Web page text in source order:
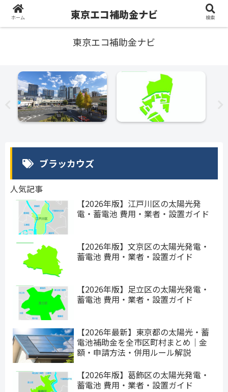
東京エコ補助金ナビ
ブラッカウズ
人気記事
【2026年版】江戸川区の太陽光発
電・蓄電池 費用・業者・設置ガイド
【2026年版】文京区の太陽光発電・
蓄電池 費用・業者・設置ガイド
【2026年版】足立区の太陽光発電・
蓄電池 費用・業者・設置ガイド
【2026年最新】東京都の太陽光・蓄
電池補助金を全市区町村まとめ｜金
額・申請方法・併用ルール解説
【2026年版】葛飾区の太陽光発電・
蓄電池 費用・業者・設置ガイド
ホーム 東京エコ補助金ナビ 検索